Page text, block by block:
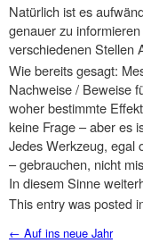
Natürlich ist es
genauer zu
verschiedenen Stellen
Wie bereits gesagt:
Nachweise / Beweise
woher bestimmte
keine Frage – aber es
Jedes Werkzeug, egal
– gebrauchen, nicht
In diesem Sinne
This entry was posted
Post navigation
← Auf ins neue Jahr